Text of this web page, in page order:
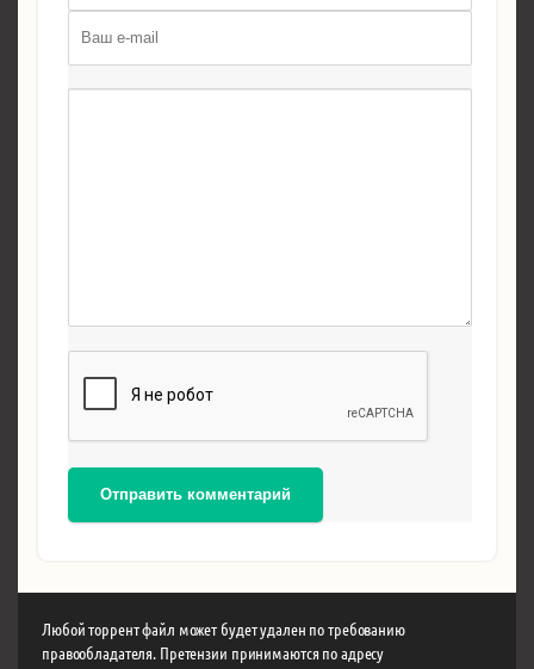
Отправить комментарий
Любой торрент файл может будет удален по требованию
правообладателя. Претензии принимаются по адресу